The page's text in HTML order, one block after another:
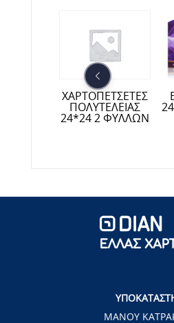
ΧΑΡΤΟΠΕΤΣΕΤΕΣ
ΠΟΛΥΤΕΛΕΙΑΣ
24*24 2 ΦΥΛΛΩΝ
ΜΑΝΟΥ